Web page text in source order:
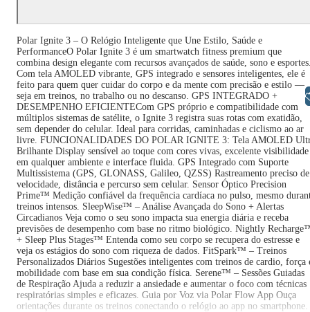
Polar Ignite 3 – O Relógio Inteligente que Une Estilo, Saúde e
PerformanceO Polar Ignite 3 é um smartwatch fitness premium que
combina design elegante com recursos avançados de saúde, sono e
Com tela AMOLED vibrante, GPS integrado e sensores inteligentes, ele é
feito para quem quer cuidar do corpo e da mente com precisão e estilo —
seja em treinos, no trabalho ou no descanso. GPS INTEGRADO +
DESEMPENHO EFICIENTECom GPS próprio e compatibilidade com
múltiplos sistemas de satélite, o Ignite 3 registra suas rotas com exatidão,
sem depender do celular. Ideal para corridas, caminhadas e ciclismo ao ar
livre. FUNCIONALIDADES DO POLAR IGNITE 3: Tela AMOLED
Brilhante Display sensível ao toque com cores vivas, excelente visibilidade
em qualquer ambiente e interface fluida. GPS Integrado com Suporte
Multissistema (GPS, GLONASS, Galileo, QZSS) Rastreamento preciso de
velocidade, distância e percurso sem celular. Sensor Óptico Precision
Prime™ Medição confiável da frequência cardíaca no pulso, mesmo
treinos intensos. SleepWise™ – Análise Avançada do Sono + Alertas
Circadianos Veja como o seu sono impacta sua energia diária e receba
previsões de desempenho com base no ritmo biológico. Nightly
+ Sleep Plus Stages™ Entenda como seu corpo se recupera do estresse e
veja os estágios do sono com riqueza de dados.‍ FitSpark™ – Treinos
Personalizados Diários Sugestões inteligentes com treinos de cardio, força
mobilidade com base em sua condição física. Serene™ – Sessões Guiadas
de Respiração Ajuda a reduzir a ansiedade e aumentar o foco com técnicas
respiratórias simples e eficazes. Guia por Voz via Polar Flow App Ouça
orientações durante os treinos conectando o relógio ao app no smartphone.
Libras